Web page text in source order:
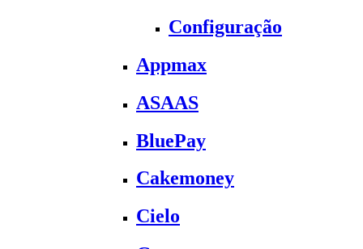
Configuração
Appmax
ASAAS
BluePay
Cakemoney
Cielo